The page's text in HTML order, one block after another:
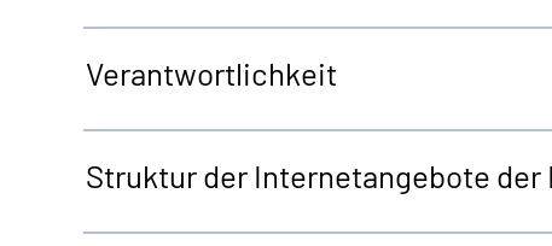
Verantwortlichkeit
Struktur der Internetangebote